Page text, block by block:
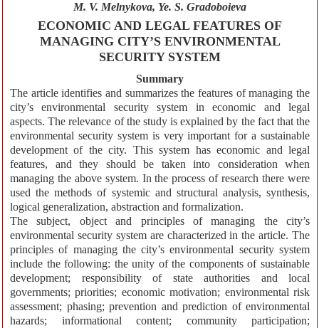
M. V. Melnykova, Ye. S. Gradoboieva
ECONOMIC AND LEGAL FEATURES OF
MANAGING CITY’S ENVIRONMENTAL
SECURITY SYSTEM
Summary
The article identifies and summarizes the features of managing the
city’s environmental security system in economic and legal
aspects. The relevance of the study is explained by the fact that the
environmental security system is very important for a sustainable
development of the city. This system has economic and legal
features, and they should be taken into consideration when
managing the above system. In the process of research there were
used the methods of systemic and structural analysis, synthesis,
logical generalization, abstraction and formalization.
The subject, object and principles of managing the city’s
environmental security system are characterized in the article. The
principles of managing the city’s environmental security system
include the following: the unity of the components of sustainable
development; responsibility of state authorities and local
governments; priorities; economic motivation; environmental risk
assessment; phasing; prevention and prediction of environmental
hazards; informational content; community participation;